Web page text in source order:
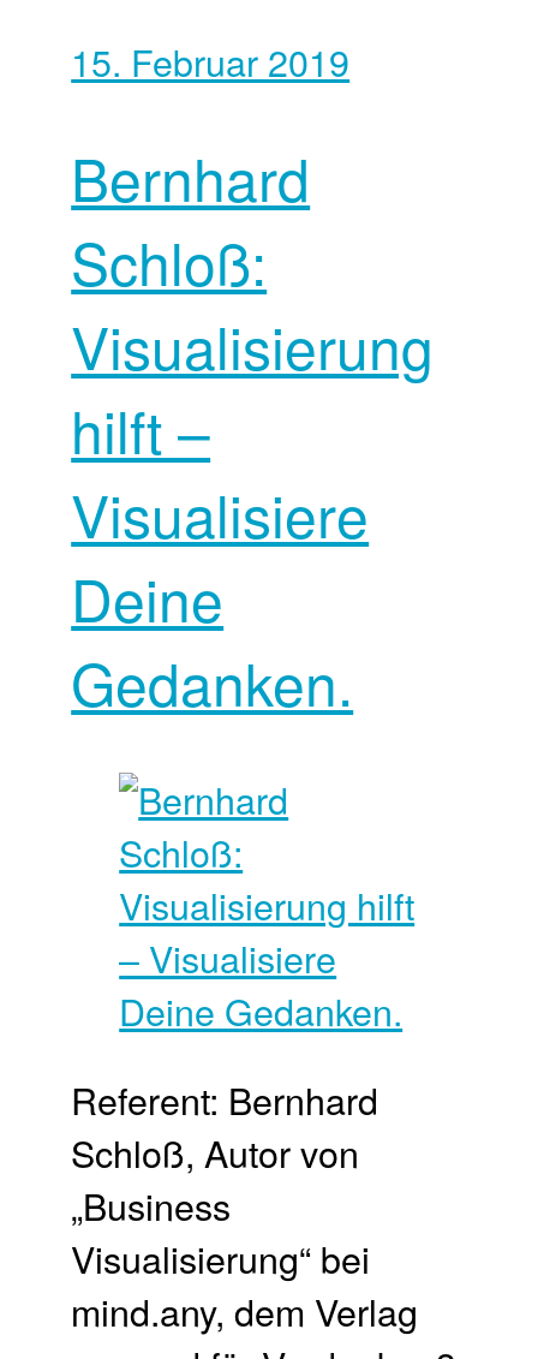
15. Februar 2019
Bernhard
Schloß:
Visualisierung
hilft –
Visualisiere
Deine
Gedanken.
Referent: Bernhard
Schloß, Autor von
„Business
Visualisierung“ bei
mind.any, dem Verlag